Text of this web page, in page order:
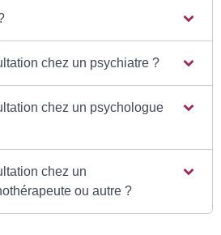
chez un psychiatre ?
chez un psychologue
chez un
ou autre ?